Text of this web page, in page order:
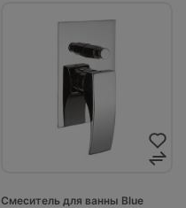
Смеситель для ванны Blue